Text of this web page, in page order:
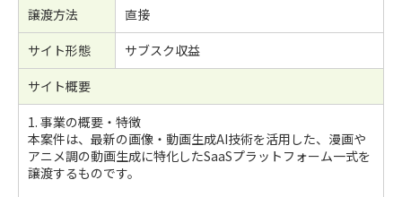
譲渡方法
直接
サイト形態
サブスク収益
サイト概要
1. 事業の概要・特徴
本案件は、最新の画像・動画生成AI技術を活用した、漫画や
アニメ調の動画生成に特化したSaaSプラットフォーム一式を
譲渡するものです。